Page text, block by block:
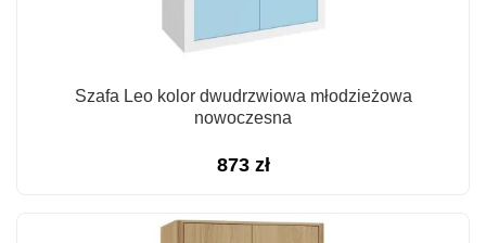
Szafa Leo kolor dwudrzwiowa młodzieżowa
nowoczesna
873 zł